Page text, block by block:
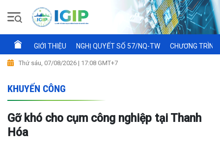
GIỚI THIỆU NGHỊ QUYẾT SỐ 57/NQ-TW CHƯƠNG
Thứ sáu, 07/08/2026 | 17:08 GMT+7
KHUYẾN CÔNG
Gỡ khó cho cụm công nghiệp tại Thanh
Hóa